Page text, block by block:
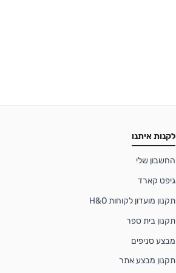
לקנות איתנו
החשבון שלי
גיפט קארד
תקנון מועדון לקוחות H&O
תקנון בית ספר
מבצע סניפים
תקנון מבצע אתר